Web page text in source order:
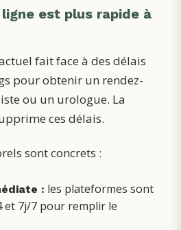
est plus rapide à
fait face à des délais
pour obtenir un rendez-
ou un urologue. La
ces délais.
sont concrets :
: les plateformes sont
et 7j/7 pour remplir le